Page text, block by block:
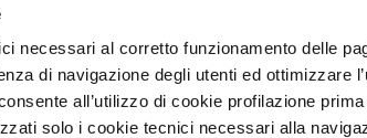
necessari al corretto funzionamento delle
di navigazione degli utenti ed ottimizzare
all’utilizzo di cookie profilazione
solo i cookie tecnici necessari alla